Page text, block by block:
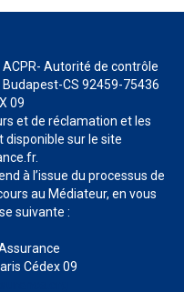
Autorité de contrôle
CS 92459-75436
09
et de réclamation et les
disponible sur le site
à l’issue du processus de
au Médiateur, en vous
suivante :
Cédex 09